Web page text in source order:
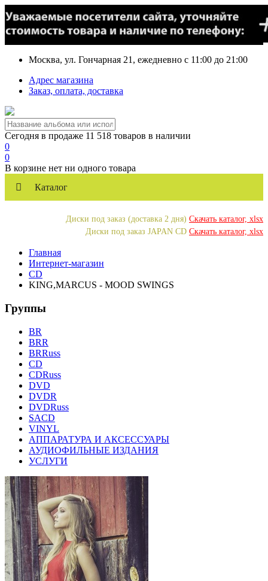
Москва, ул. Гончарная 21, ежедневно с 11:00 до 21:00
Адрес магазина
Заказ, оплата, доставка
Сегодня в продаже 11 518 товаров в наличии
0
0
В корзине нет ни одного товара
Каталог
Диски под заказ (доставка 2 дня) Скачать каталог, xlsx
Диски под заказ JAPAN CD Скачать каталог, xlsx
Главная
Интернет-магазин
CD
KING,MARCUS - MOOD SWINGS
Группы
BR
BRR
BRRuss
CD
CDRuss
DVD
DVDR
DVDRuss
SACD
VINYL
АППАРАТУРА И АКСЕССУАРЫ
АУДИОФИЛЬНЫЕ ИЗДАНИЯ
УСЛУГИ